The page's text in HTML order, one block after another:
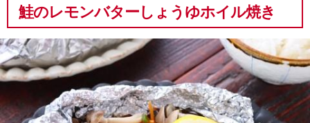
鮭のレモンバターしょうゆホイル焼き